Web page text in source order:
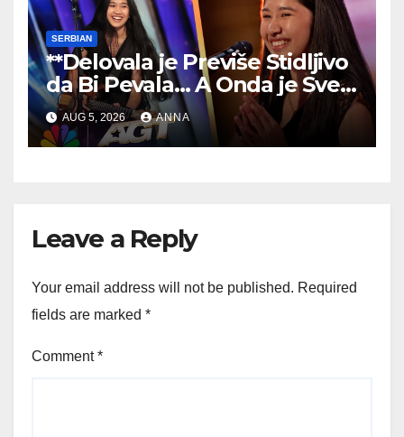
SERBIAN
**Delovala je Previše Stidljivo
da Bi Pevala… A Onda je Sve
Ostavila Bez Reči!
**
AUG 5, 2026 ANNA
Leave a Reply
Your email address will not be published. Required
fields are marked *
Comment*